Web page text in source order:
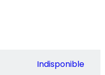
Indisponible